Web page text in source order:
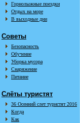
Горнолыжные поездки
Отдых на море
В выходные дни
Советы
Безопасность
Обучение
Уборка мусора
Снаряжение
Питание
Слёты туристят
36 Осенний слет туристят 2016
Когда
Как